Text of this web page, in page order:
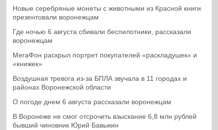
Новые серебряные монеты с животными из Красной книги
презентовали воронежцам
Где ночью 6 августа сбивали беспилотники, рассказали
воронежцам
МегаФон раскрыл портрет покупателей «раскладушек» и
«книжек»
Воздушная тревога из-за БПЛА звучала в 11 городах и
районах Воронежской области
О погоде днем 6 августа рассказали воронежцам
В Воронеже не смог отсрочить взыскание 6,8 млн рублей
бывший чиновник Юрий Бавыкин